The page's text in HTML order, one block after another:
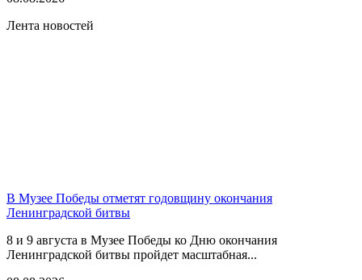
Лента новостей
В Музее Победы отметят годовщину окончания
Ленинградской битвы
8 и 9 августа в Музее Победы ко Дню окончания
Ленинградской битвы пройдет масштабная...